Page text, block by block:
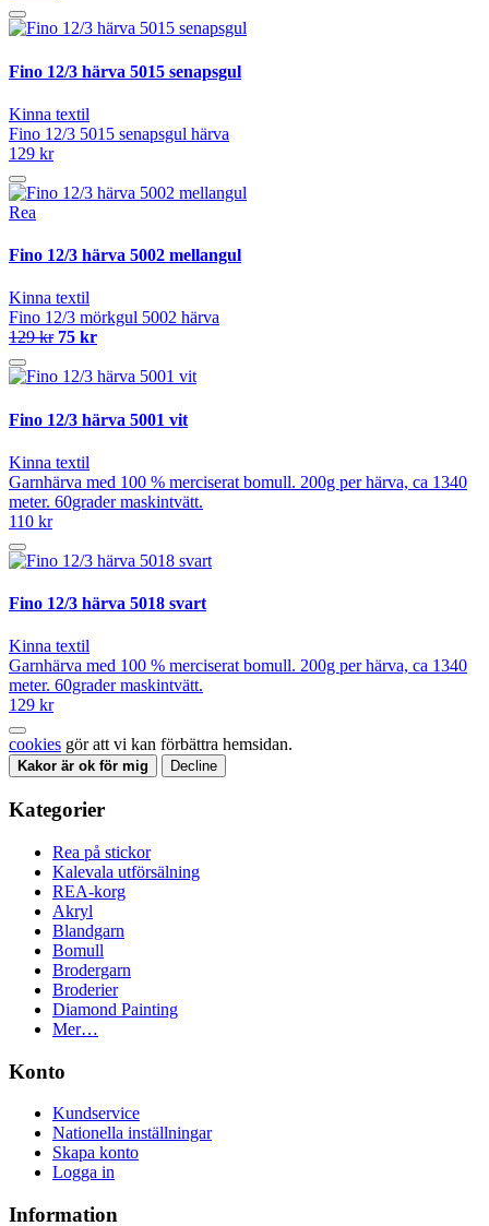
Fino 12/3 härva 5015 senapsgul
Kinna textil
Fino 12/3 5015 senapsgul härva
129 kr
Rea
Fino 12/3 härva 5002 mellangul
Kinna textil
Fino 12/3 mörkgul 5002 härva
129 kr 75 kr
Fino 12/3 härva 5001 vit
Kinna textil
Garnhärva med 100 % merciserat bomull. 200g per härva, ca 1340
meter. 60grader maskintvätt.
110 kr
Fino 12/3 härva 5018 svart
Kinna textil
Garnhärva med 100 % merciserat bomull. 200g per härva, ca 1340
meter. 60grader maskintvätt.
129 kr
cookies gör att vi kan förbättra hemsidan.
Kakor är ok för mig Decline
Kategorier
Rea på stickor
Kalevala utförsälning
REA-korg
Akryl
Blandgarn
Bomull
Brodergarn
Broderier
Diamond Painting
Mer…
Konto
Kundservice
Nationella inställningar
Skapa konto
Logga in
Information